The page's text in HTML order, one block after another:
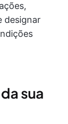
designar
sua